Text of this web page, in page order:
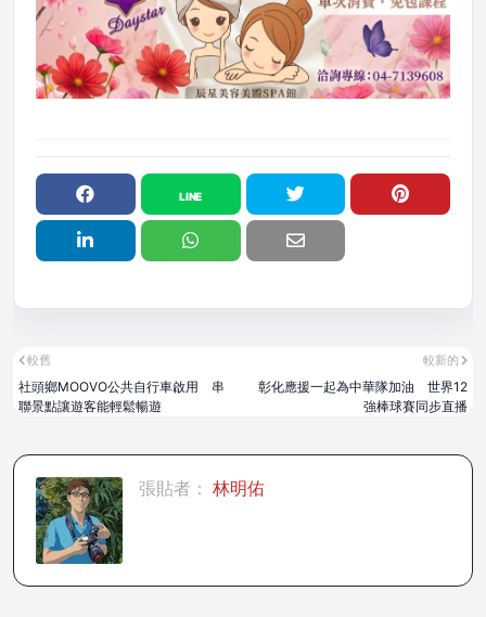
較新的
彰化應援一起為中華隊加油 世界12
強棒球賽同步直播
較舊
社頭鄉MOOVO公共自行車啟用 串
聯景點讓遊客能輕鬆暢遊
張貼者： 林明佑